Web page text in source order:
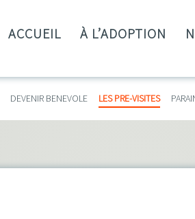
ACCUEIL À L’ADOPTION
DEVENIR BENEVOLE LES PRE-VISITES